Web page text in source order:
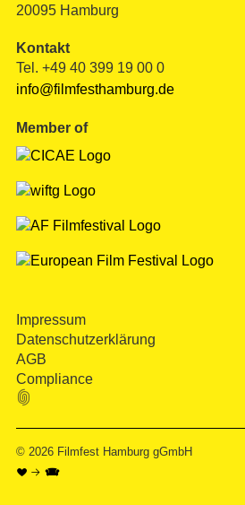
20095 Hamburg
Kontakt
Tel. +49 40 399 19 00 0
info@filmfesthamburg.de
Member of
Impressum
Datenschutzerklärung
AGB
Compliance

© 2026 Filmfest Hamburg gGmbH
♥ → 